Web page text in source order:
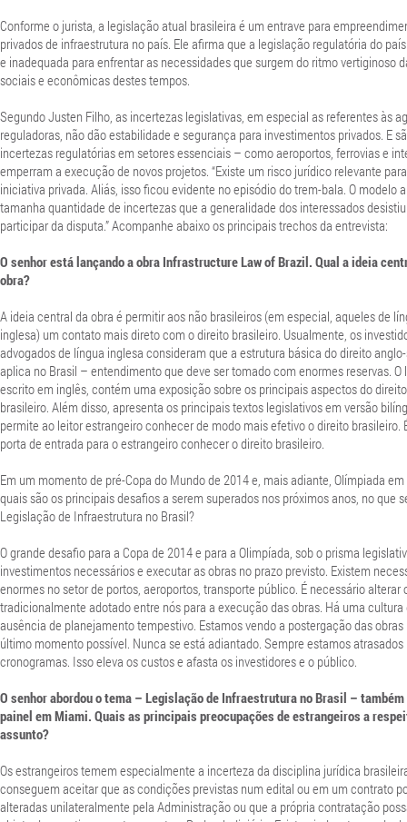
Conforme o jurista, a legislação atual brasileira é um entrave para
privados de infraestrutura no país. Ele afirma que a legislação regulatória do
e inadequada para enfrentar as necessidades que surgem do ritmo vertiginoso
sociais e econômicas destes tempos.
Segundo Justen Filho, as incertezas legislativas, em especial as referentes às
reguladoras, não dão estabilidade e segurança para investimentos privados. E
incertezas regulatórias em setores essenciais – como aeroportos, ferrovias e
emperram a execução de novos projetos. “Existe um risco jurídico relevante
iniciativa privada. Aliás, isso ficou evidente no episódio do trem-bala. O modelo
tamanha quantidade de incertezas que a generalidade dos interessados
participar da disputa.” Acompanhe abaixo os principais trechos da entrevista:
O senhor está lançando a obra Infrastructure Law of Brazil. Qual a ideia
obra?
A ideia central da obra é permitir aos não brasileiros (em especial, aqueles de
inglesa) um contato mais direto com o direito brasileiro. Usualmente, os
advogados de língua inglesa consideram que a estrutura básica do direito
aplica no Brasil – entendimento que deve ser tomado com enormes reservas. O
escrito em inglês, contém uma exposição sobre os principais aspectos do
brasileiro. Além disso, apresenta os principais textos legislativos em versão
permite ao leitor estrangeiro conhecer de modo mais efetivo o direito brasileiro.
porta de entrada para o estrangeiro conhecer o direito brasileiro.
Em um momento de pré-Copa do Mundo de 2014 e, mais adiante, Olímpiada
quais são os principais desafios a serem superados nos próximos anos, no que
Legislação de Infraestrutura no Brasil?
O grande desafio para a Copa de 2014 e para a Olimpíada, sob o prisma
investimentos necessários e executar as obras no prazo previsto. Existem
enormes no setor de portos, aeroportos, transporte público. É necessário alterar
tradicionalmente adotado entre nós para a execução das obras. Há uma cultura
ausência de planejamento tempestivo. Estamos vendo a postergação das obras
último momento possível. Nunca se está adiantado. Sempre estamos atrasados
cronogramas. Isso eleva os custos e afasta os investidores e o público.
O senhor abordou o tema – Legislação de Infraestrutura no Brasil – também
painel em Miami. Quais as principais preocupações de estrangeiros a
assunto?
Os estrangeiros temem especialmente a incerteza da disciplina jurídica
conseguem aceitar que as condições previstas num edital ou em um contrato
alteradas unilateralmente pela Administração ou que a própria contratação